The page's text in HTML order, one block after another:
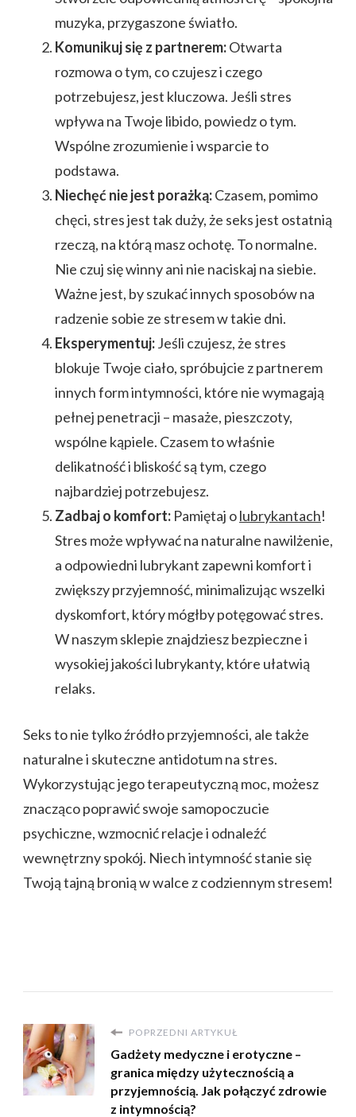
muzyka, przygaszone światło.
Komunikuj się z partnerem:Otwarta
rozmowa o tym, co czujesz i czego
potrzebujesz, jest kluczowa. Jeśli stres
wpływa na Twoje libido, powiedz o tym.
Wspólne zrozumienie i wsparcie to
podstawa.
Niechęć nie jest porażką:Czasem, pomimo
chęci, stres jest tak duży, że seks jest ostatnią
rzeczą, na którą masz ochotę. To normalne.
Nie czuj się winny ani nie naciskaj na siebie.
Ważne jest, by szukać innych sposobów na
radzenie sobie ze stresem w takie dni.
Eksperymentuj:Jeśli czujesz, że stres
blokuje Twoje ciało, spróbujcie z partnerem
innych form intymności, które nie wymagają
pełnej penetracji – masaże, pieszczoty,
wspólne kąpiele. Czasem to właśnie
delikatność i bliskość są tym, czego
najbardziej potrzebujesz.
Zadbaj o komfort: Pamiętaj olubrykantach!
Stres może wpływać na naturalne nawilżenie,
a odpowiedni lubrykant zapewni komfort i
zwiększy przyjemność, minimalizując wszelki
dyskomfort, który mógłby potęgować stres.
W naszym sklepie znajdziesz bezpieczne i
wysokiej jakości lubrykanty, które ułatwią
relaks.
Seks to nie tylko źródło przyjemności, ale także
naturalne i skuteczne antidotum na stres.
Wykorzystując jego terapeutyczną moc, możesz
znacząco poprawić swoje samopoczucie
psychiczne, wzmocnić relacje i odnaleźć
wewnętrzny spokój. Niech intymność stanie się
Twoją tajną bronią w walce z codziennym stresem!
POPRZEDNI ARTYKUŁ
Gadżety medyczne i erotyczne –
granica między użytecznością a
przyjemnością. Jak połączyć zdrowie
z intymnością?